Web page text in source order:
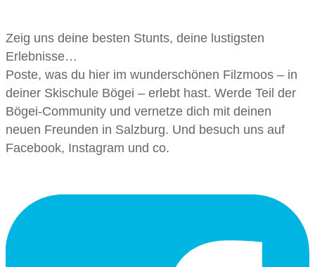
Zeig uns deine besten Stunts, deine lustigsten
Erlebnisse…
Poste, was du hier im wunderschönen Filzmoos – in
deiner Skischule Bögei – erlebt hast. Werde Teil der
Bögei-Community und vernetze dich mit deinen
neuen Freunden in Salzburg. Und besuch uns auf
Facebook, Instagram und co.